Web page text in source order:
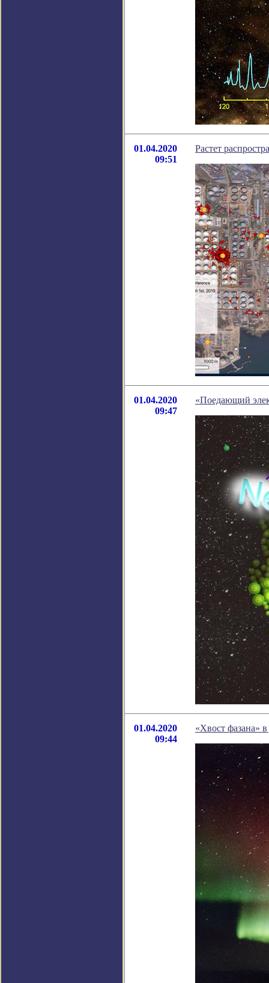
01.04.2020
09:51
Растет
01.04.2020
09:47
«Поедающий
01.04.2020
09:44
«Хвост фазана»